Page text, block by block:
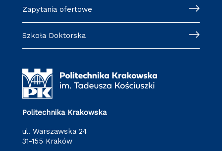
Zapytania ofertowe
Szkoła Doktorska
Politechnika Krakowska
ul. Warszawska 24
31-155 Kraków